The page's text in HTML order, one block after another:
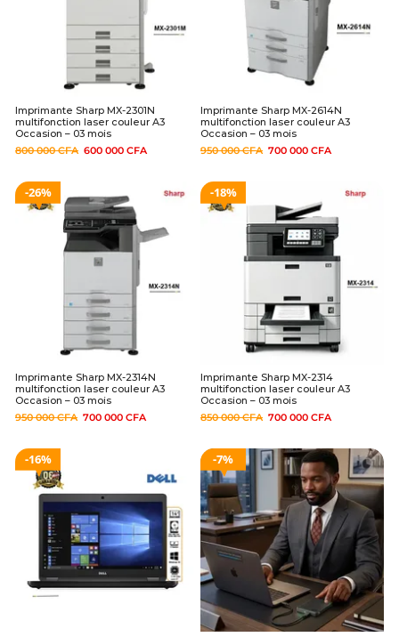
Imprimante Sharp MX-2301N
multifonction laser couleur A3
Occasion – 03 mois
800 000CFA 600 000 CFA
Imprimante Sharp MX-2614N
multifonction laser couleur A3
Occasion – 03 mois
950 000CFA 700 000 CFA
26%
Imprimante Sharp MX-2314N
multifonction laser couleur A3
Occasion – 03 mois
950 000CFA 700 000 CFA
18%
Imprimante Sharp MX-2314
multifonction laser couleur A3
Occasion – 03 mois
850 000CFA 700 000 CFA
16% 7%